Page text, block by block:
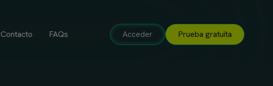
Contacto FAQs Acceder Prueba gratuita